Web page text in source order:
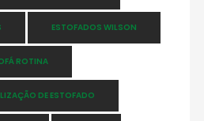
ESTOFADOS WILSON
ROTINA
DE ESTOFADO